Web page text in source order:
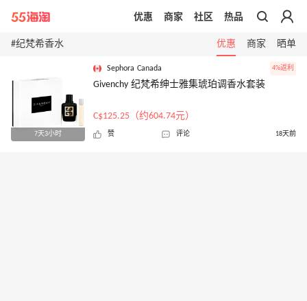
带你去官网买正品
优惠 商家 社区 热品
#纪梵希香水 优惠 商家 晒单
7天3小时
Sephora Canada 4%返利
Givenchy 纪梵希绅士雅集琥珀调香水套装
C$125.25（约604.74元）
赞 评论 18天前